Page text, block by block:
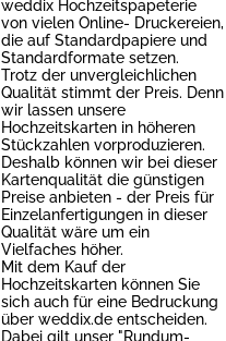
weddix Hochzeitspapeterie
von vielen Online- Druckereien,
die auf Standardpapiere und
Standardformate setzen.
Trotz der unvergleichlichen
Qualität stimmt der Preis. Denn
wir lassen unsere
Hochzeitskarten in höheren
Stückzahlen vorproduzieren.
Deshalb können wir bei dieser
Kartenqualität die günstigen
Preise anbieten - der Preis für
Einzelanfertigungen in dieser
Qualität wäre um ein
Vielfaches höher.
Mit dem Kauf der
Hochzeitskarten können Sie
sich auch für eine Bedruckung
über weddix.de entscheiden.
Dabei gilt unser "Rundum-